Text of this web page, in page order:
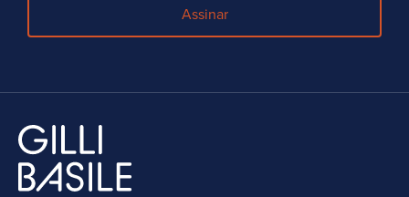
Assinar